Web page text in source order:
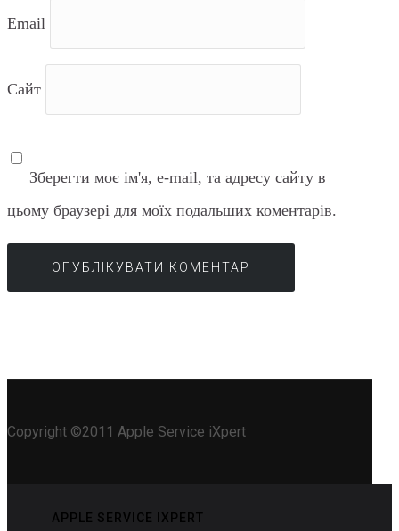
Email
Сайт
Зберегти моє ім'я, e-mail, та адресу сайту в
цьому браузері для моїх подальших коментарів.
Copyright ©2011 Apple Service iXpert
APPLE SERVICE IXPERT